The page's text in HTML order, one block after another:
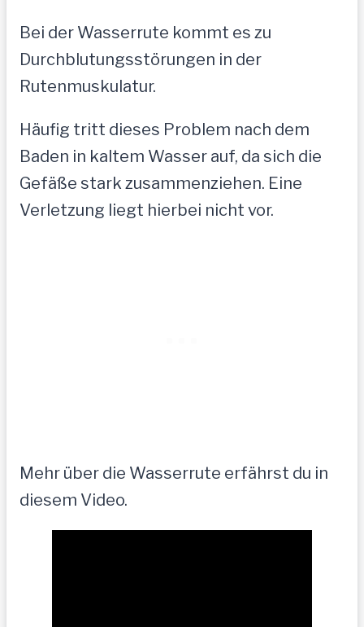
Bei der Wasserrute kommt es zu
Durchblutungsstörungen in der
Rutenmuskulatur.
Häufig tritt dieses Problem nach dem
Baden in kaltem Wasser auf, da sich die
Gefäße stark zusammenziehen. Eine
Verletzung liegt hierbei nicht vor.
Mehr über die Wasserrute erfährst du in
diesem Video.